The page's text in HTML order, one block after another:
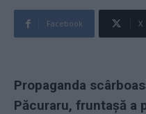
Facebook X
Propaganda
Păcuraru, fruntașă a